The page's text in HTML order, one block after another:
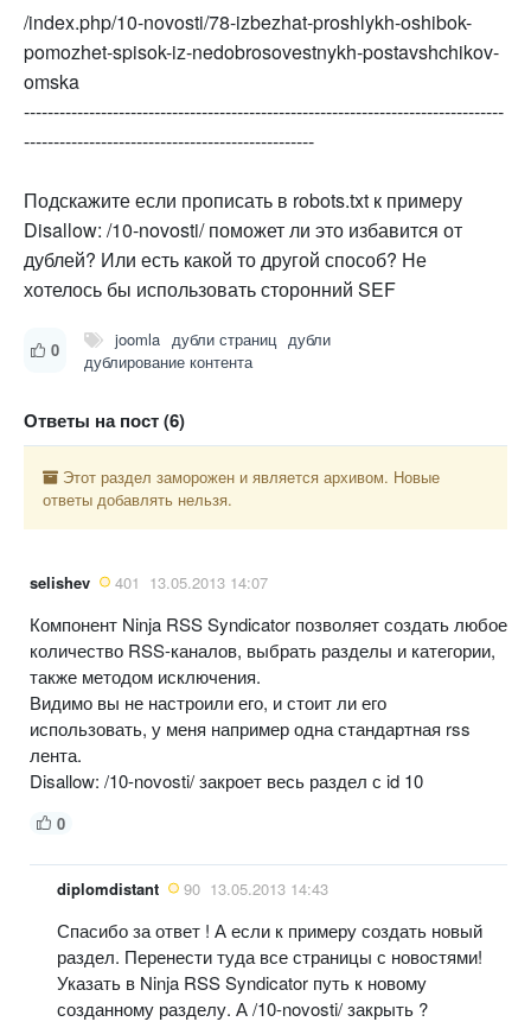
/index.php/10-novosti/78-izbezhat-proshlykh-oshibok-
pomozhet-spisok-iz-nedobrosovestnykh-postavshchikov-
omska
---------------------------------------------------------------------------------
-------------------------------------------------
Подскажите если прописать в robots.txt к примеру
Disallow: /10-novosti/ поможет ли это избавится от
дублей? Или есть какой то другой способ? Не
хотелось бы использовать сторонний SEF
0 joomla дубли страниц дубли
дублирование контента
Ответы на пост (6)
Этот раздел заморожен и является архивом. Новые
ответы добавлять нельзя.
selishev 401 13.05.2013 14:07
Компонент Ninja RSS Syndicator позволяет создать любое
количество RSS-каналов, выбрать разделы и категории,
также методом исключения.
Видимо вы не настроили его, и стоит ли его
использовать, у меня например одна стандартная rss
лента.
Disallow: /10-novosti/ закроет весь раздел с id 10
0
diplomdistant 90 13.05.2013 14:43
Спасибо за ответ ! А если к примеру создать новый
раздел. Перенести туда все страницы с новостями!
Указать в Ninja RSS Syndicator путь к новому
созданному разделу. А /10-novosti/ закрыть ?